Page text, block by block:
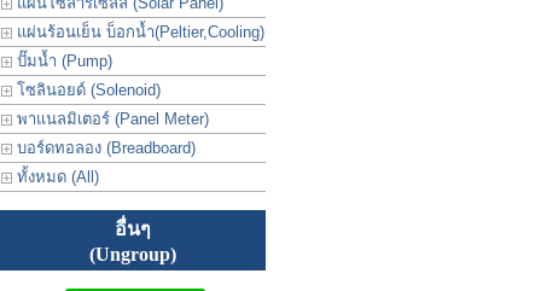
แผ่นร้อนเย็น บ็อกน้ำ(Peltier,Cooling)
ปั๊มน้ำ (Pump)
โซลินอยด์ (Solenoid)
พาแนลมิเตอร์ (Panel Meter)
บอร์ดทอลอง (Breadboard)
ทั้งหมด (All)
อื่นๆ
(Ungroup)